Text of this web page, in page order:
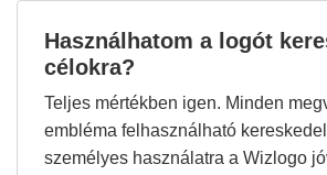
Használhatom a logót
célokra?
Teljes mértékben igen. Minden
embléma felhasználható
személyes használatra a Wizlogo